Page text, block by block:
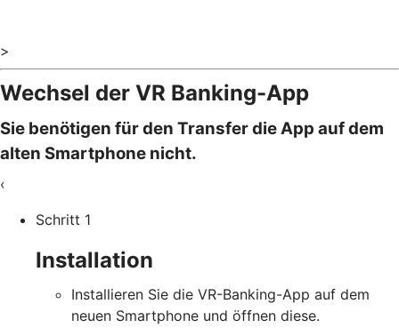
>
Wechsel der VR Banking-App
Sie benötigen für den Transfer die App auf dem
alten Smartphone nicht.
‹
Schritt 1
Installation
Installieren Sie die VR-Banking-App auf dem
neuen Smartphone und öffnen diese.